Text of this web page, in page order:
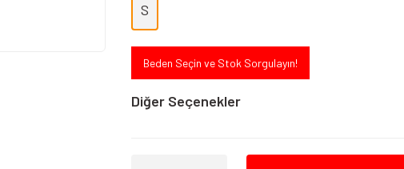
S
Beden Seçin ve Stok Sorgulayın!
Diğer Seçenekler